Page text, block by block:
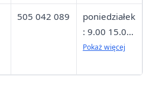
17.00
środa: 7.30
16.00
czwartek:
505 042 089
poniedziałek
: 9.00 15.00
wtorek: 8.30
środa: 9.00
Pokaż więcej